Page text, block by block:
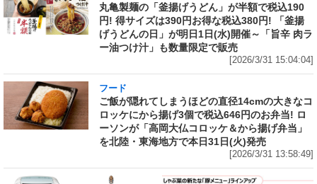
丸亀製麺の「釜揚げうどん」が半額で税込190
円! 得サイズは390円お得な税込380円! 「釜揚
げうどんの日」が明日1日(水)開催～「旨辛 肉ラ
ー油つけ汁」も数量限定で販売
[2026/3/31 15:04:04]
フード
ご飯が隠れてしまうほどの直径14cmの大きなコ
ロッケにから揚げ3個で税込646円のお弁当! ロ
ーソンが「高岡大仏コロッケ＆から揚げ弁当」
を北陸・東海地方で本日31日(火)発売
[2026/3/31 13:58:49]